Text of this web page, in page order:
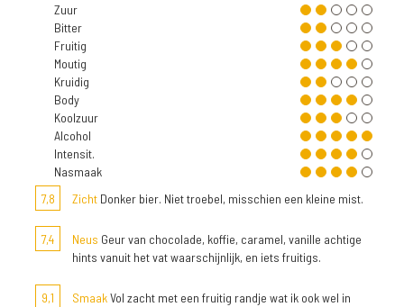
Zuur
Bitter
Fruitig
Moutig
Kruidig
Body
Koolzuur
Alcohol
Intensit.
Nasmaak
7,8
Zicht Donker bier. Niet troebel, misschien een kleine mist.
7,4 Neus Geur van chocolade, koffie, caramel, vanille achtige
hints vanuit het vat waarschijnlijk, en iets fruitigs.
9,1 SmaakVol zacht met een fruitig randje wat ik ook wel in